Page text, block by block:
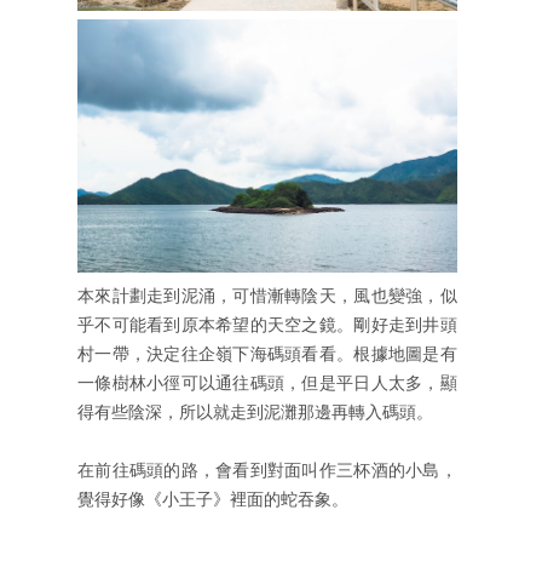
本來計劃走到泥涌，可惜漸轉陰天，風也變強，似
乎不可能看到原本希望的天空之鏡。剛好走到井頭
村一帶，決定往企嶺下海碼頭看看。根據地圖是有
一條樹林小徑可以通往碼頭，但是平日人太多，顯
得有些陰深，所以就走到泥灘那邊再轉入碼頭。
在前往碼頭的路，會看到對面叫作三杯酒的小島，
覺得好像《小王子》裡面的蛇吞象。